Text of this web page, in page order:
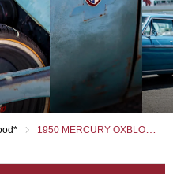
1950 MERCURY OXBLOOD